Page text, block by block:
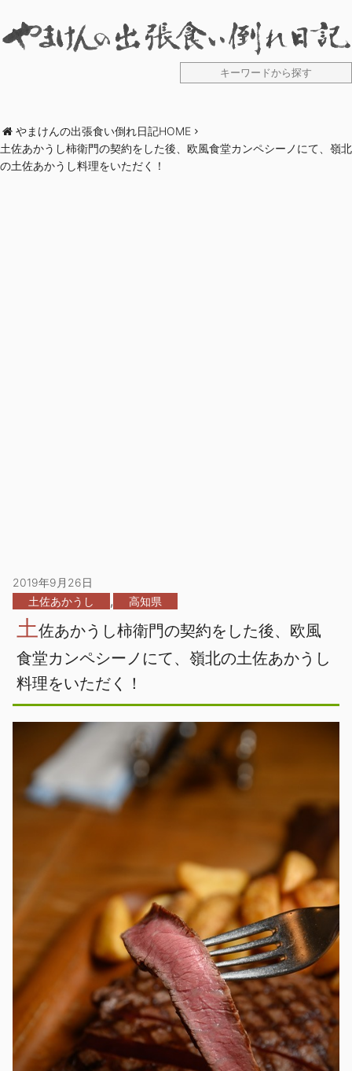
やまけんの出張食い倒れ日記HOME
土佐あかうし柿衛門の契約をした後、欧風食堂カンペシーノにて、嶺北
の土佐あかうし料理をいただく！
2019年9月26日
土佐あかうし
, 高知県
土佐あかうし柿衛門の契約をした後、欧風
食堂カンペシーノにて、嶺北の土佐あかうし
料理をいただく！